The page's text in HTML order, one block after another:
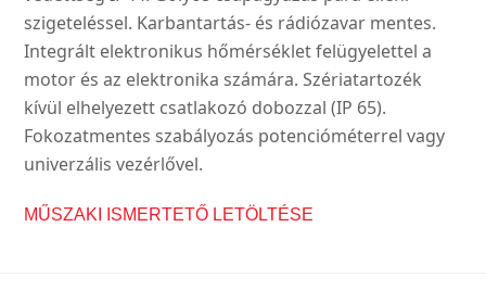
szigeteléssel. Karbantartás- és rádiózavar mentes.
Integrált elektronikus hőmérséklet felügyelettel a
motor és az elektronika számára. Szériatartozék
kívül elhelyezett csatlakozó dobozzal (IP 65).
Fokozatmentes szabályozás potencióméterrel vagy
univerzális vezérlővel.
MŰSZAKI ISMERTETŐ LETÖLTÉSE